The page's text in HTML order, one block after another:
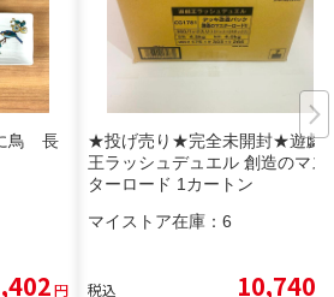
鳥 長
円
★投げ売り★完全未開封★遊戯
王ラッシュデュエル 創造のマス
ターロード 1カートン
マイストア在庫： 6
税込 10,740